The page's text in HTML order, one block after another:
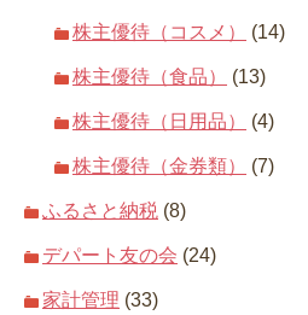
株主優待（コスメ） (14)
株主優待（食品） (13)
株主優待（日用品） (4)
株主優待（金券類） (7)
ふるさと納税 (8)
デパート友の会 (24)
家計管理 (33)